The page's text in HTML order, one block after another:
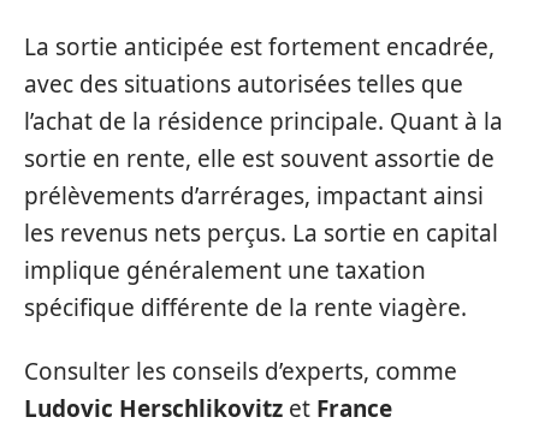
La sortie anticipée est fortement encadrée,
avec des situations autorisées telles que
l’achat de la résidence principale. Quant à la
sortie en rente, elle est souvent assortie de
prélèvements d’arrérages, impactant ainsi
les revenus nets perçus. La sortie en capital
implique généralement une taxation
spécifique différente de la rente viagère.
Consulter les conseils d’experts, comme
Ludovic Herschlikovitz et France